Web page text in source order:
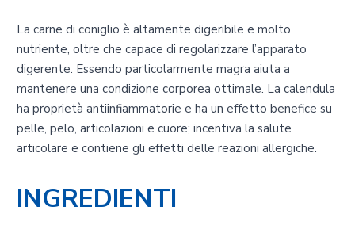
La carne di coniglio è altamente digeribile e molto
nutriente, oltre che capace di regolarizzare l’apparato
digerente. Essendo particolarmente magra aiuta a
mantenere una condizione corporea ottimale. La calendula
ha proprietà antiinfiammatorie e ha un effetto benefice su
pelle, pelo, articolazioni e cuore; incentiva la salute
articolare e contiene gli effetti delle reazioni allergiche.
INGREDIENTI